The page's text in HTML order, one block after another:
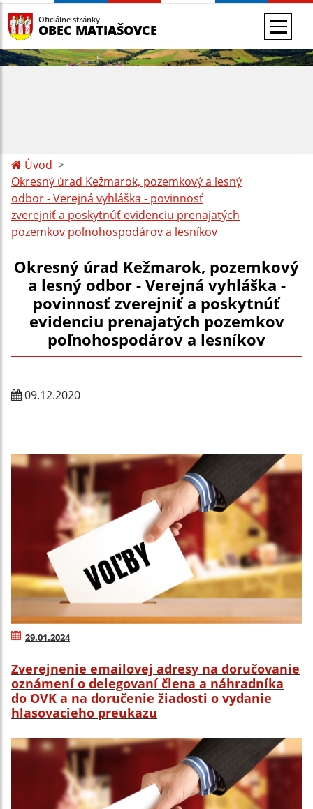
Oficiálne stránky
OBEC MATIAŠOVCE
Úvod
Okresný úrad Kežmarok, pozemkový a lesný
odbor - Verejná vyhláška - povinnosť
zverejniť a poskytnúť evidenciu prenajatých
pozemkov poľnohospodárov a lesníkov
Okresný úrad Kežmarok, pozemkový
a lesný odbor - Verejná vyhláška -
povinnosť zverejniť a poskytnúť
evidenciu prenajatých pozemkov
poľnohospodárov a lesníkov
09.12.2020
29.01.2024
Zverejnenie emailovej adresy na doručovanie
oznámení o delegovaní člena a náhradníka
do OVK a na doručenie žiadosti o vydanie
hlasovacieho preukazu